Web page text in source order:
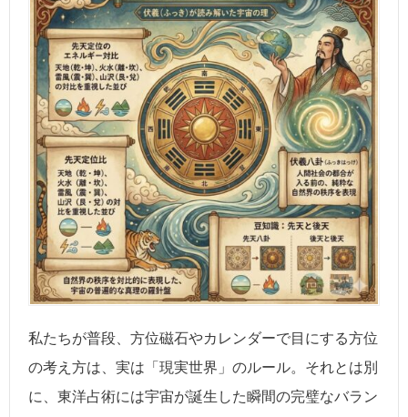
私たちが普段、方位磁石やカレンダーで目にする方位
の考え方は、実は「現実世界」のルール。それとは別
に、東洋占術には宇宙が誕生した瞬間の完璧なバラン